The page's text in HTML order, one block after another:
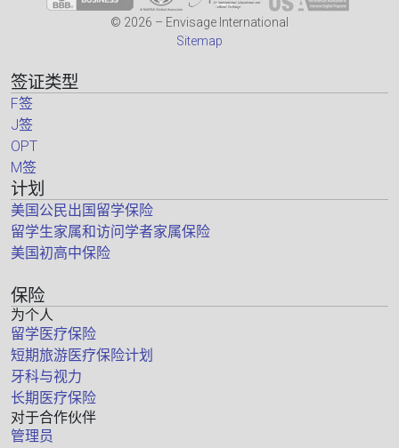
© 2026 – Envisage International
Sitemap
签证类型
F签
J签
OPT
M签
计划
美国公民出国留学保险
留学生家属和访问学者家属保险
美国初高中保险
保险
为个人
留学医疗保险
短期旅游医疗保险计划
牙科与视力
长期医疗保险
对于合作伙伴
管理员